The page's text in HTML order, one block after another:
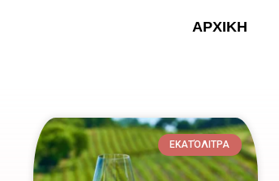
ΑΡΧΙΚΗ
ΕΚΑΤΌΛΙΤΡΑ